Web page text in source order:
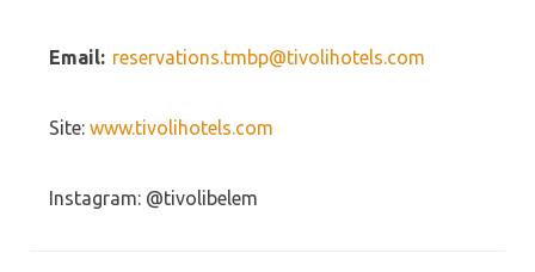
Email: reservations.tmbp@tivolihotels.com
Site: www.tivolihotels.com
Instagram: @tivolibelem